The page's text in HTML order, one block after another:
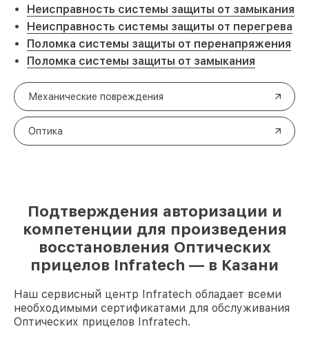
Неисправность системы защиты от замыкания
Неисправность системы защиты от перегрева
Поломка системы защиты от перенапряжения
Поломка системы защиты от замыкания
Механические повреждения
Оптика
Подтверждения авторизации и
компетенции для произведения
восстановления Оптических
прицелов Infratech — в Казани
Наш сервисный центр Infratech обладает всеми
необходимыми сертификатами для обслуживания
Оптических прицелов Infratech.